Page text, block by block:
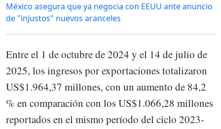
México asegura que ya negocia con EEUU ante anuncio
de "injustos" nuevos aranceles
Entre el 1 de octubre de 2024 y el 14 de julio de
2025, los ingresos por exportaciones totalizaron
US$1.964,37 millones, con un aumento de 84,2
% en comparación con los US$1.066,28 millones
reportados en el mismo período del ciclo 2023-